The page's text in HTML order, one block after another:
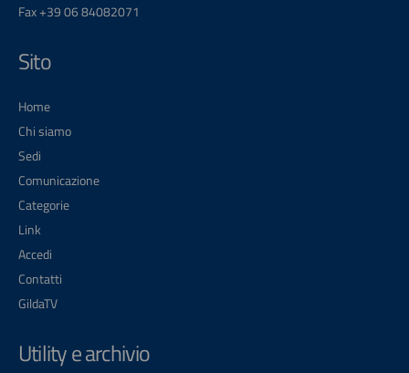
Fax +39 06 84082071
Sito
Home
Chi siamo
Sedi
Comunicazione
Categorie
Link
Accedi
Contatti
GildaTV
Utility e archivio